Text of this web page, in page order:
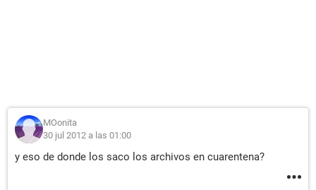
MOonita
30 jul 2012 a las 01:00
y eso de donde los saco los archivos en cuarentena?